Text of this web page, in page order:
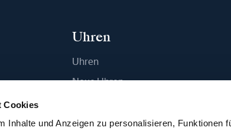
Cookies
Inhalte und Anzeigen zu personalisieren, Funktionen
Uhren
Uhren
Neue Uhren